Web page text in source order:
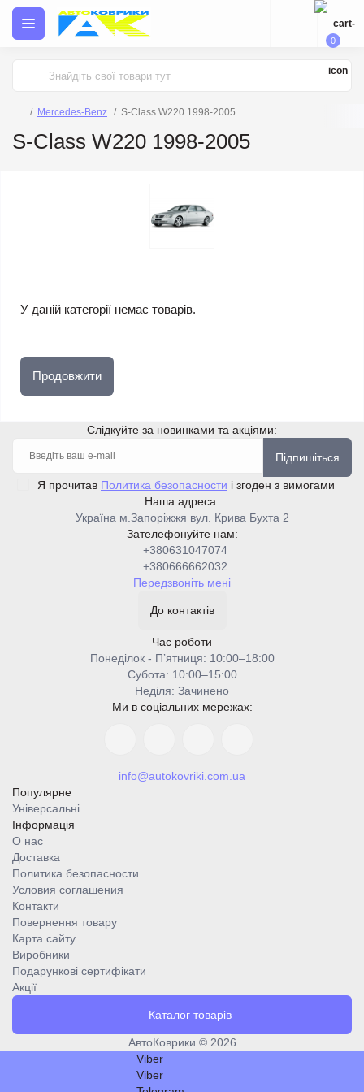
0
Mercedes-Benz S-Class W220 1998-2005
S-Class W220 1998-2005
У даній категорії немає товарів.
Продовжити
Слідкуйте за новинками та акціями:
Підпишіться
Я прочитав Политика безопасности і згоден з вимогами
Наша адреса:
Україна м.Запоріжжя вул. Крива Бухта 2
Зателефонуйте нам:
+380631047074
+380666662032
Передзвоніть мені
До контактів
Час роботи
Понеділок - Пʼятниця: 10:00–18:00
Cубота: 10:00–15:00
Неділя: Зачинено
Ми в соціальних мережах:
info@autokovriki.com.ua
Популярне
Універсальні
Інформація
О нас
Доставка
Политика безопасности
Условия соглашения
Контакти
Повернення товару
Карта сайту
Виробники
Подарункові сертифікати
Акції
Каталог товарів
АвтоКоврики © 2026
Viber
Viber